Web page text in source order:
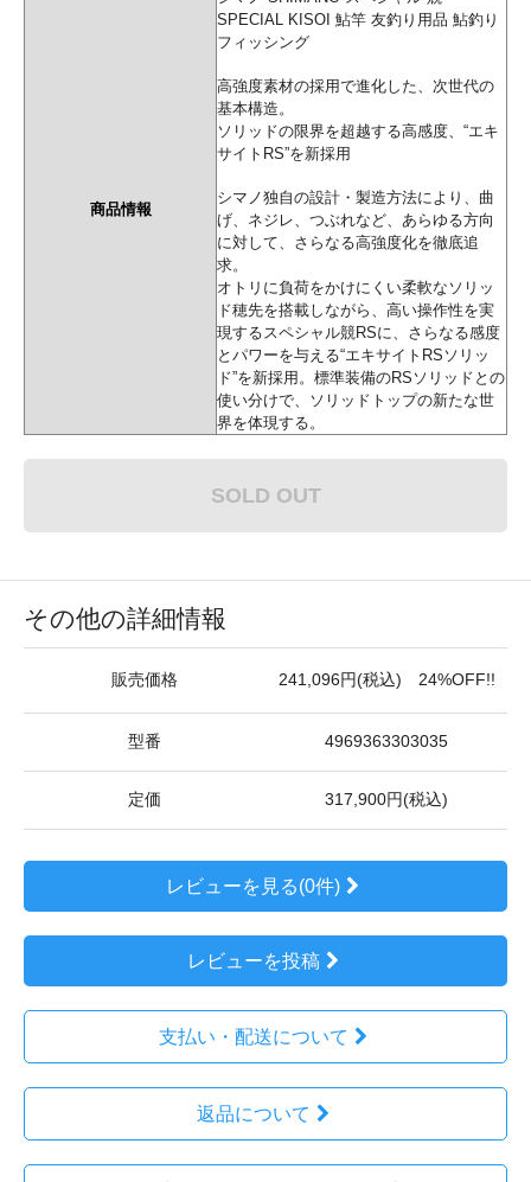
商品情報
SPECIAL KISOI 鮎竿 友釣り用品 鮎釣り
フィッシング
高強度素材の採用で進化した、次世代の
基本構造。
ソリッドの限界を超越する高感度、“エキ
サイトRS”を新採用
シマノ独自の設計・製造方法により、曲
げ、ネジレ、つぶれなど、あらゆる方向
に対して、さらなる高強度化を徹底追
求。
オトリに負荷をかけにくい柔軟なソリッ
ド穂先を搭載しながら、高い操作性を実
現するスペシャル競RSに、さらなる感度
とパワーを与える“エキサイトRSソリッ
ド”を新採用。標準装備のRSソリッドとの
使い分けで、ソリッドトップの新たな世
界を体現する。
SOLD OUT
その他の詳細情報
販売価格 241,096円(税込) 24%OFF!!
型番 4969363303035
定価 317,900円(税込)
レビューを見る(0件)
レビューを投稿
支払い・配送について
返品について